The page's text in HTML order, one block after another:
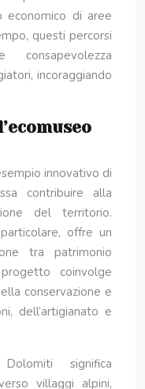
di aree
questi percorsi
consapevolezza
incoraggiando
innovativo di
contribuire alla
del territorio.
offre un
tra patrimonio
coinvolge
conservazione e
dell’artigianato e
significa
villaggi alpini,